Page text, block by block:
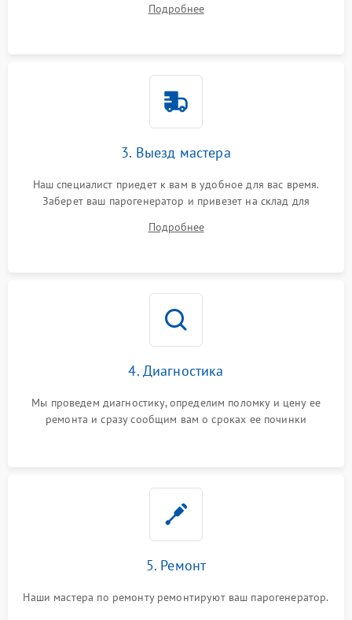
Подробнее
3. Выезд мастера
Наш специалист приедет к вам в удобное для вас время.
Заберет ваш парогенератор и привезет на склад для
Подробнее
4. Диагностика
Мы проведем диагностику, определим поломку и цену ее
ремонта и сразу сообщим вам о сроках ее починки
5. Ремонт
Наши мастера по ремонту ремонтируют ваш парогенератор.